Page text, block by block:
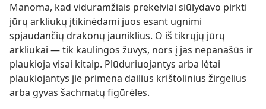
Manoma, kad viduramžiais prekeiviai siūlydavo pirkti
jūrų arkliukų įtikinėdami juos esant ugnimi
spjaudančių drakonų jauniklius. O iš tikrųjų jūrų
arkliukai — tik kaulingos žuvys, nors į jas nepanašūs ir
plaukioja visai kitaip. Plūduriuojantys arba lėtai
plaukiojantys jie primena dailius krištolinius žirgelius
arba gyvas šachmatų figūrėles.